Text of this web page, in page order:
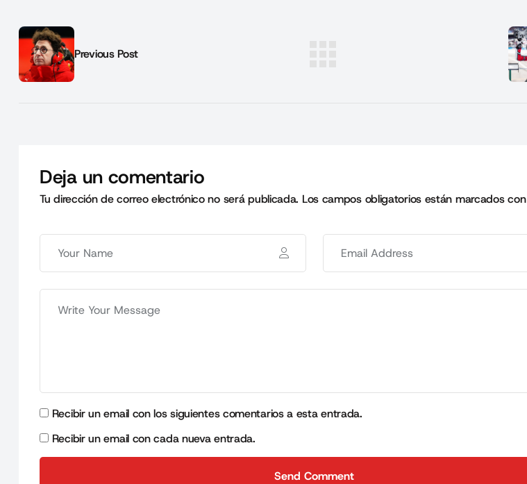
Previous Post
Deja un comentario
Tu dirección de correo electrónico no será publicada. Los campos obligatorios están marcados con
Recibir un email con los siguientes comentarios a esta entrada.
Recibir un email con cada nueva entrada.
Send Comment